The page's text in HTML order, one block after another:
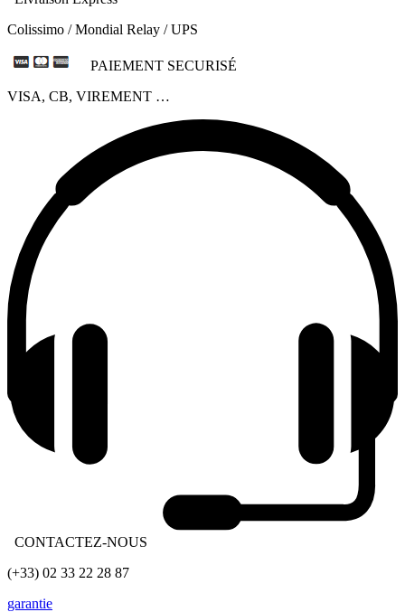
Colissimo / Mondial Relay / UPS
PAIEMENT SECURISÉ
VISA, CB, VIREMENT …
CONTACTEZ-NOUS
(+33) 02 33 22 28 87
garantie